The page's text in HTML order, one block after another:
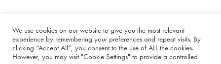
We use cookies on our website to give you the most relevant
experience by remembering your preferences and repeat visits. By
clicking “Accept All”, you consent to the use of ALL the cookies.
However, you may visit "Cookie Settings" to provide a controlled